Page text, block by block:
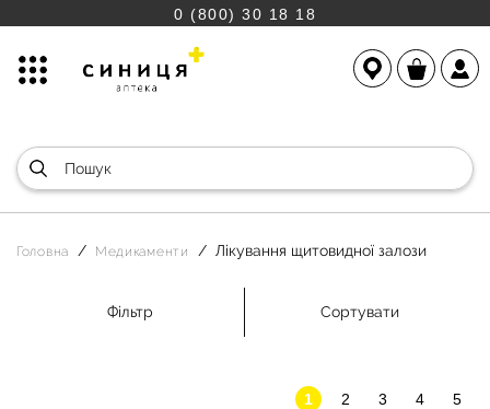
0 (800) 30 18 18
Головна Медикаменти Лікування щитовидної залози
Фільтр Сортувати
1 2 3 4 5